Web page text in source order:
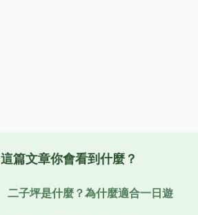
這篇文章你會看到什麼？
二子坪是什麼？為什麼適合一日遊